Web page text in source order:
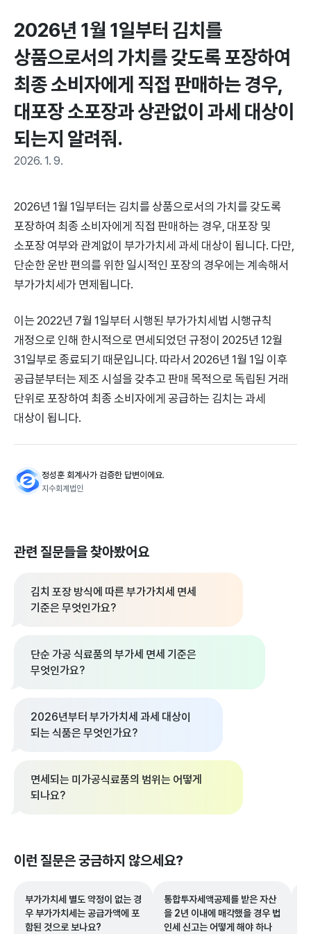
2026년 1월 1일부터 김치를
상품으로서의 가치를 갖도록 포장하여
최종 소비자에게 직접 판매하는 경우,
대포장 소포장과 상관없이 과세 대상이
되는지 알려줘.
2026. 1. 9.
2026년 1월 1일부터는 김치를 상품으로서의 가치를 갖도록
포장하여 최종 소비자에게 직접 판매하는 경우, 대포장 및
소포장 여부와 관계없이 부가가치세 과세 대상이 됩니다. 다만,
단순한 운반 편의를 위한 일시적인 포장의 경우에는 계속해서
부가가치세가 면제됩니다.
이는 2022년 7월 1일부터 시행된 부가가치세법 시행규칙
개정으로 인해 한시적으로 면세되었던 규정이 2025년 12월
31일부로 종료되기 때문입니다. 따라서 2026년 1월 1일 이후
공급분부터는 제조 시설을 갖추고 판매 목적으로 독립된 거래
단위로 포장하여 최종 소비자에게 공급하는 김치는 과세
대상이 됩니다.
정성훈 회계사가 검증한 답변이에요.
지수회계법인
관련 질문들을 찾아봤어요
김치 포장 방식에 따른 부가가치세 면세
기준은 무엇인가요?
단순 가공 식료품의 부가세 면세 기준은
무엇인가요?
2026년부터 부가가치세 과세 대상이
되는 식품은 무엇인가요?
면세되는 미가공식료품의 범위는 어떻게
되나요?
이런 질문은 궁금하지 않으세요?
부가가치세 별도 약정이 없는 경
우 부가가치세는 공급가액에 포
함된 것으로 보나요?
통합투자세액공제를 받은 자산
을 2년 이내에 매각했을 경우 법
인세 신고는 어떻게 해야 하나